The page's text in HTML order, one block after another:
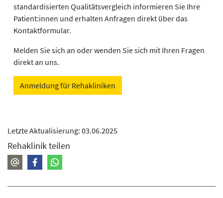
standardisierten Qualitätsvergleich informieren Sie Ihre
Patient:innen und erhalten Anfragen direkt über das
Kontaktformular.
Melden Sie sich an oder wenden Sie sich mit Ihren Fragen
direkt an uns.
Anmeldung für Rehakliniken
Letzte Aktualisierung: 03.06.2025
Rehaklinik teilen